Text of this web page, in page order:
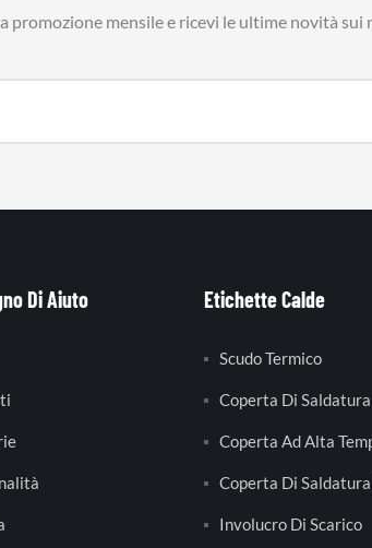
promozione mensile e ricevi le ultime novità
Di Aiuto Etichette Calde
Scudo Termico
Coperta Di Saldatura
Coperta Ad Alta
Coperta Di
Involucro Di Scarico